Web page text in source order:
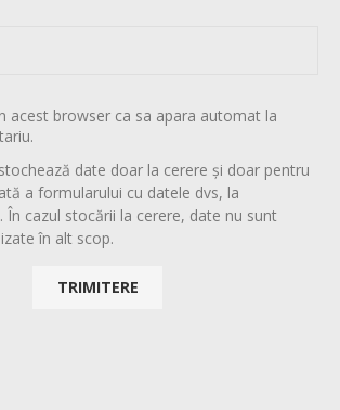
acest browser ca sa apara automat la
date doar la cerere și doar pentru
a formularului cu datele dvs, la
În cazul stocării la cerere, date nu sunt
în alt scop.